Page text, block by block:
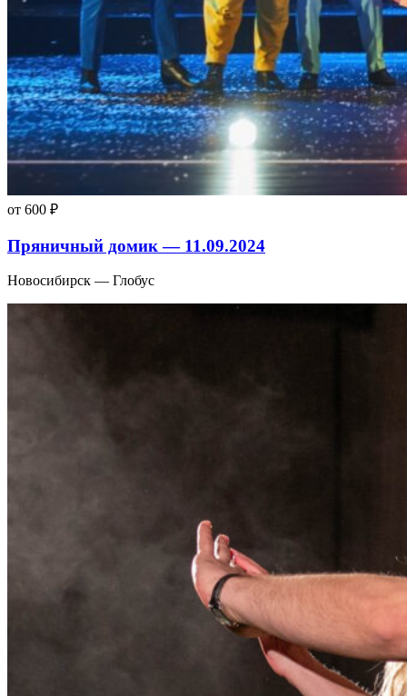
от 600 ₽
Пряничный домик — 11.09.2024
Новосибирск — Глобус